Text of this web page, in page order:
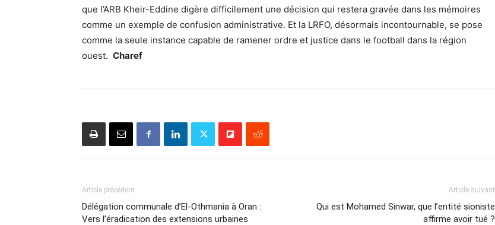
que l’ARB Kheir-Eddine digère difficilement une décision qui restera gravée dans les mémoires
comme un exemple de confusion administrative. Et la LRFO, désormais incontournable, se pose
comme la seule instance capable de ramener ordre et justice dans le football dans la région
ouest. Charef
Article précédent
Délégation communale d’El-Othmania à Oran :
Vers l’éradication des extensions urbaines
Article suivant
Qui est Mohamed Sinwar, que l’entité sioniste
affirme avoir tué ?